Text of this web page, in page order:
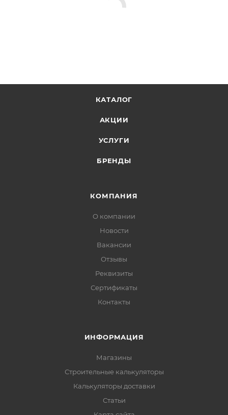
высококачественного полимера.
КАТАЛОГ
АКЦИИ
УСЛУГИ
БРЕНДЫ
КОМПАНИЯ
О компании
Новости
Вакансии
Отзывы
Реквизиты
Сертификаты
Контакты
ИНФОРМАЦИЯ
Магазины
Строительные калькуляторы
Калькуляторы доставки
Статьи